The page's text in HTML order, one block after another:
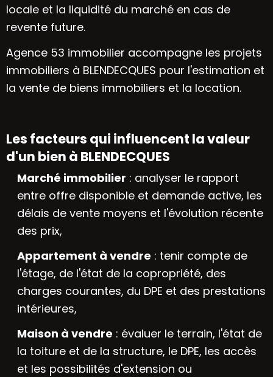
locale et la liquidité du marché en cas de
revente future.
Agence 53 immobilier accompagne les projets
immobiliers à BLENDECQUES pour l'estimation et
la vente de biens immobiliers et la location.
Les facteurs qui influencent la valeur
d'un bien à BLENDECQUES
Marché immobilier : analyser le rapport
entre offre disponible et demande active, les
délais de vente moyens et l'évolution récente
des prix,
Appartement à vendre : tenir compte de
l'étage, de l'état de la copropriété, des
charges courantes, du DPE et des prestations
intérieures,
Maison à vendre : évaluer le terrain, l'état de
la toiture et de la structure, le DPE, les accès
et les possibilités d'extension ou